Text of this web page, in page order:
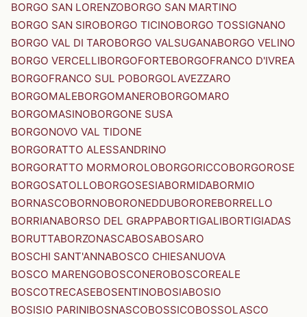
BORGO SAN LORENZOBORGO SAN MARTINO
BORGO SAN SIROBORGO TICINOBORGO TOSSIGNANO
BORGO VAL DI TAROBORGO VALSUGANABORGO VELINO
BORGO VERCELLIBORGOFORTEBORGOFRANCO D'IVREA
BORGOFRANCO SUL POBORGOLAVEZZARO
BORGOMALEBORGOMANEROBORGOMARO
BORGOMASINOBORGONE SUSA
BORGONOVO VAL TIDONE
BORGORATTO ALESSANDRINO
BORGORATTO MORMOROLOBORGORICCOBORGOROSE
BORGOSATOLLOBORGOSESIABORMIDABORMIO
BORNASCOBORNOBORONEDDUBOROREBORRELLO
BORRIANABORSO DEL GRAPPABORTIGALIBORTIGIADAS
BORUTTABORZONASCABOSABOSARO
BOSCHI SANT'ANNABOSCO CHIESANUOVA
BOSCO MARENGOBOSCONEROBOSCOREALE
BOSCOTRECASEBOSENTINOBOSIABOSIO
BOSISIO PARINIBOSNASCOBOSSICOBOSSOLASCO